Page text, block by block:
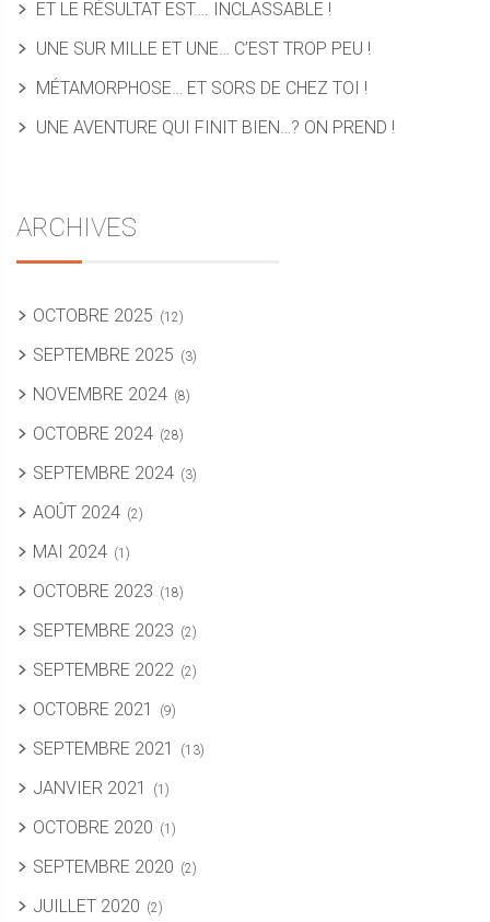
ET LE RÉSULTAT EST…. INCLASSABLE !
UNE SUR MILLE ET UNE… C’EST TROP PEU !
MÉTAMORPHOSE… ET SORS DE CHEZ TOI !
UNE AVENTURE QUI FINIT BIEN…? ON PREND !
ARCHIVES
OCTOBRE 2025 (12)
SEPTEMBRE 2025 (3)
NOVEMBRE 2024 (8)
OCTOBRE 2024 (28)
SEPTEMBRE 2024 (3)
AOÛT 2024 (2)
MAI 2024 (1)
OCTOBRE 2023 (18)
SEPTEMBRE 2023 (2)
SEPTEMBRE 2022 (2)
OCTOBRE 2021 (9)
SEPTEMBRE 2021 (13)
JANVIER 2021 (1)
OCTOBRE 2020 (1)
SEPTEMBRE 2020 (2)
JUILLET 2020 (2)